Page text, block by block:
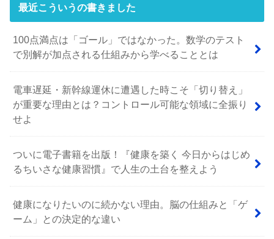
最近こういうの書きました
100点満点は「ゴール」ではなかった。数学のテスト
で別解が加点される仕組みから学べることとは
電車遅延・新幹線運休に遭遇した時こそ「切り替え」
が重要な理由とは？コントロール可能な領域に全振り
せよ
ついに電子書籍を出版！『健康を築く 今日からはじめ
るちいさな健康習慣』で人生の土台を整えよう
健康になりたいのに続かない理由。脳の仕組みと「ゲ
ーム」との決定的な違い